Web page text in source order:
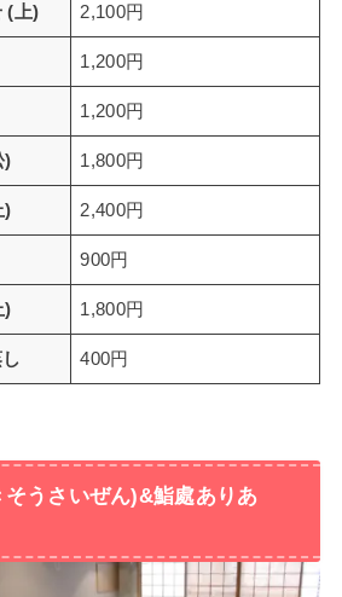
(上) 2,100円
1,200円
1,200円
) 1,800円
) 2,400円
900円
) 1,800円
400円
そうさいぜん)&鮨處ありあ